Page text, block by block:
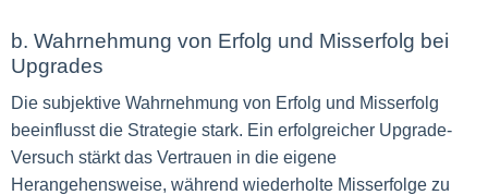
b. Wahrnehmung von Erfolg und Misserfolg bei
Upgrades
Die subjektive Wahrnehmung von Erfolg und Misserfolg
beeinflusst die Strategie stark. Ein erfolgreicher Upgrade-
Versuch stärkt das Vertrauen in die eigene
Herangehensweise, während wiederholte Misserfolge zu